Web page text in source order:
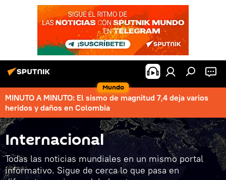
Mundo
MINUTO A MINUTO: El sismo de magnitud 7,4 deja varios
heridos y daños en Colombia
Internacional
Todas las noticias mundiales en un mismo portal
informativo. Sigue de cerca lo que pasa en